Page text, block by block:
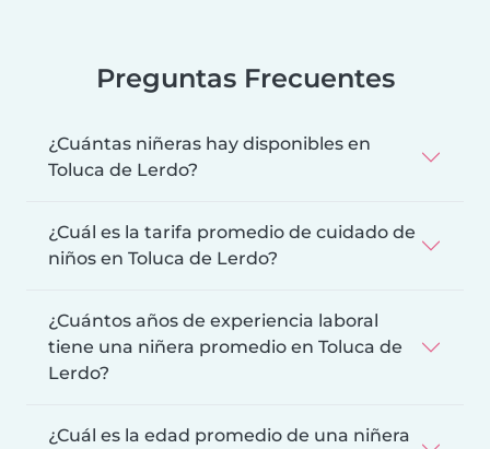
Preguntas Frecuentes
¿Cuántas niñeras hay disponibles en
Toluca de Lerdo?
¿Cuál es la tarifa promedio de cuidado de
niños en Toluca de Lerdo?
¿Cuántos años de experiencia laboral
tiene una niñera promedio en Toluca de
Lerdo?
¿Cuál es la edad promedio de una niñera